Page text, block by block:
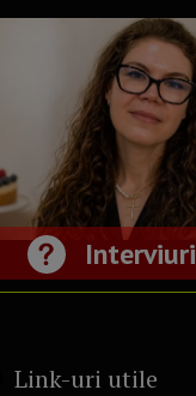
Interviuri
Link-uri utile